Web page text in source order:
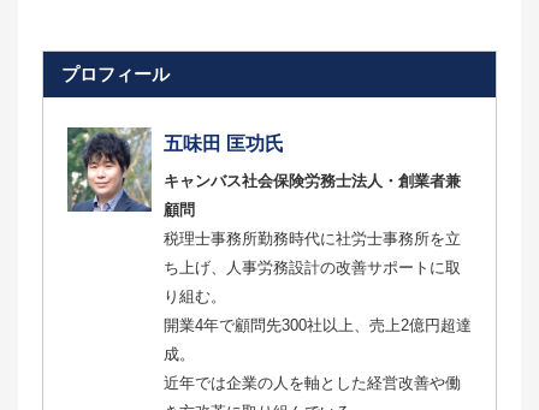
プロフィール
五味田 匡功氏
キャンバス社会保険労務士法人・創業者兼
顧問
税理士事務所勤務時代に社労士事務所を立
ち上げ、人事労務設計の改善サポートに取
り組む。
開業4年で顧問先300社以上、売上2億円超達
成。
近年では企業の人を軸とした経営改善や働